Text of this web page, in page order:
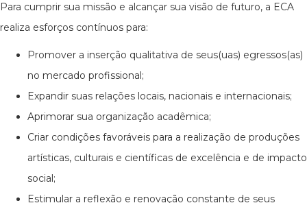
Para cumprir sua missão e alcançar sua visão de futuro, a ECA
realiza esforços contínuos para:
Promover a inserção qualitativa de seus(uas) egressos(as)
no mercado profissional;
Expandir suas relações locais, nacionais e internacionais;
Aprimorar sua organização acadêmica;
Criar condições favoráveis para a realização de produções
artísticas, culturais e científicas de excelência e de impacto
social;
Estimular a reflexão e renovação constante de seus